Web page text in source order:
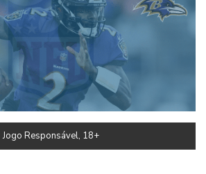
Jogo Responsável, 18+